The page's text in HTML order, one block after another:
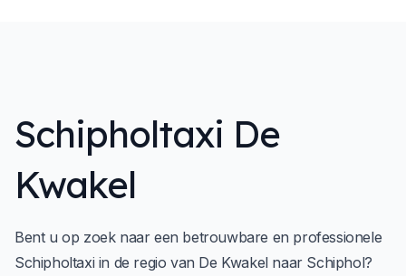
Schipholtaxi De
Kwakel
Bent u op zoek naar een betrouwbare en professionele
Schipholtaxi in de regio van De Kwakel naar Schiphol?